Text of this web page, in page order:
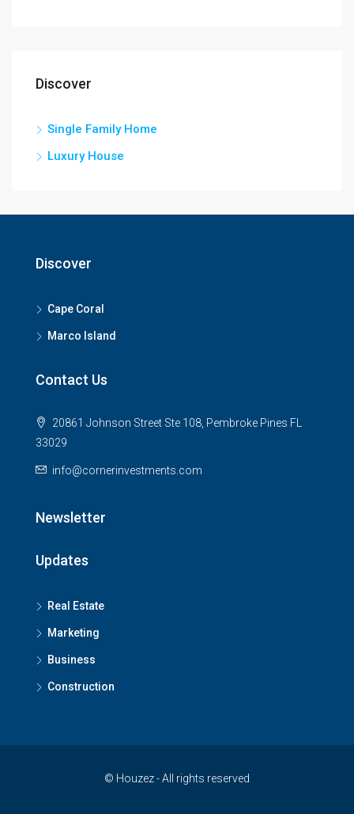
Discover
Single Family Home
Luxury House
Discover
Cape Coral
Marco Island
Contact Us
20861 Johnson Street Ste 108, Pembroke Pines FL
33029
info@cornerinvestments.com
Newsletter
Updates
Real Estate
Marketing
Business
Construction
© Houzez - All rights reserved